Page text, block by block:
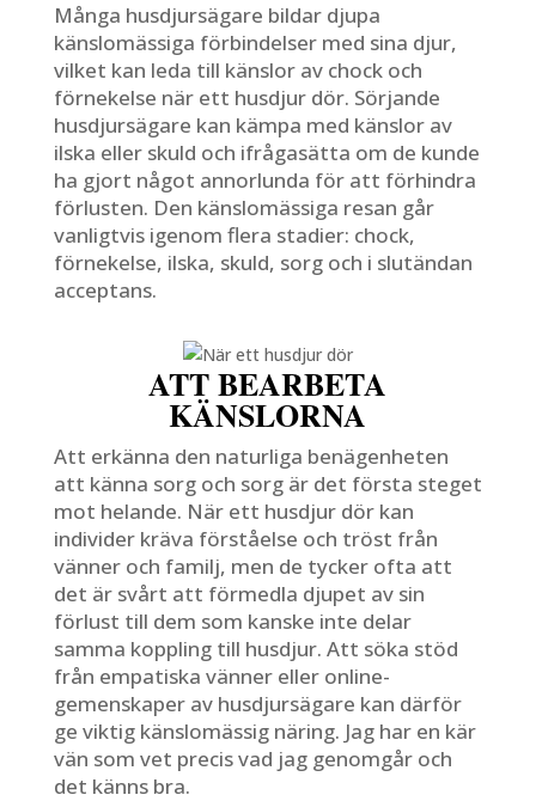
Många husdjursägare bildar djupa
känslomässiga förbindelser med sina djur,
vilket kan leda till känslor av chock och
förnekelse när ett husdjur dör. Sörjande
husdjursägare kan kämpa med känslor av
ilska eller skuld och ifrågasätta om de kunde
ha gjort något annorlunda för att förhindra
förlusten. Den känslomässiga resan går
vanligtvis igenom flera stadier: chock,
förnekelse, ilska, skuld, sorg och i slutändan
acceptans.
ATT BEARBETA
KÄNSLORNA
Att erkänna den naturliga benägenheten
att känna sorg och sorg är det första steget
mot helande. När ett husdjur dör kan
individer kräva förståelse och tröst från
vänner och familj, men de tycker ofta att
det är svårt att förmedla djupet av sin
förlust till dem som kanske inte delar
samma koppling till husdjur. Att söka stöd
från empatiska vänner eller online-
gemenskaper av husdjursägare kan därför
ge viktig känslomässig näring. Jag har en kär
vän som vet precis vad jag genomgår och
det känns bra.